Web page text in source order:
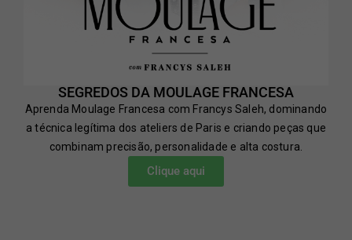
SEGREDOS DA MOULAGE FRANCESA
Aprenda Moulage Francesa com Francys Saleh, dominando
a técnica legítima dos ateliers de Paris e criando peças que
combinam precisão, personalidade e alta costura.
Clique aqui